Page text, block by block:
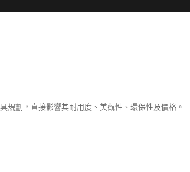
規劃，直接影響其耐用度、美觀性、環保性及價格。